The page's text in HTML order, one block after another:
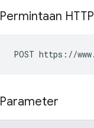
Permintaan HTTP
POST https://
Parameter